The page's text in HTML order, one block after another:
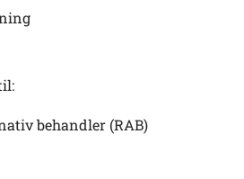
behandler (RAB)